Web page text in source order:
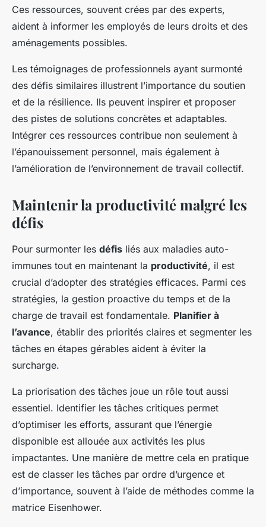
Ces ressources, souvent crées par des experts,
aident à informer les employés de leurs droits et des
aménagements possibles.
Les témoignages de professionnels ayant surmonté
des défis similaires illustrent l’importance du soutien
et de la résilience. Ils peuvent inspirer et proposer
des pistes de solutions concrètes et adaptables.
Intégrer ces ressources contribue non seulement à
l’épanouissement personnel, mais également à
l’amélioration de l’environnement de travail collectif.
Maintenir la productivité malgré les
défis
Pour surmonter les défis liés aux maladies auto-
immunes tout en maintenant la productivité, il est
crucial d’adopter des stratégies efficaces. Parmi ces
stratégies, la gestion proactive du temps et de la
charge de travail est fondamentale. Planifier à
l’avance, établir des priorités claires et segmenter les
tâches en étapes gérables aident à éviter la
surcharge.
La priorisation des tâches joue un rôle tout aussi
essentiel. Identifier les tâches critiques permet
d’optimiser les efforts, assurant que l’énergie
disponible est allouée aux activités les plus
impactantes. Une manière de mettre cela en pratique
est de classer les tâches par ordre d’urgence et
d’importance, souvent à l’aide de méthodes comme la
matrice Eisenhower.